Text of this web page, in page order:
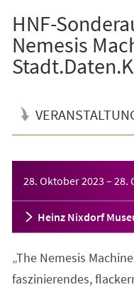
HNF-
Nemesis
28. Oktober 2023 – 28.
Heinz Nixdorf
„The Nemesis
faszinierendes,